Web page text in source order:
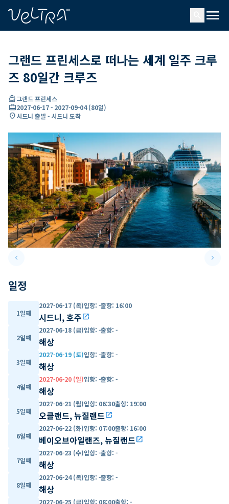
menu
그랜드 프린세스로 떠나는 세계 일주 크루
즈 80일간 크루즈
directions_boat그랜드 프린세스
card_travel2027-06-17- 2027-09-04(80일)
location_on시드니 출발 - 시드니 도착
keyboard_arrow_leftPrevious slide keyboard_arrow_right
일정
1일째
2027-06-17 (목)입항: -출항: 16:00
시드니, 호주open_in_new
2일째
2027-06-18 (금)입항: -출항: -
해상
3일째
2027-06-19 (토)입항: -출항: -
해상
4일째
2027-06-20 (일)입항: -출항: -
해상
5일째
2027-06-21 (월)입항: 06:30출항: 19:00
오클랜드, 뉴질랜드open_in_new
6일째
2027-06-22 (화)입항: 07:00출항: 16:00
베이오브아일랜즈, 뉴질랜드open_in_new
7일째
2027-06-23 (수)입항: -출항: -
해상
8일째
2027-06-24 (목)입항: -출항: -
해상
2027-06-25 (금)입항: 08:00출항: -